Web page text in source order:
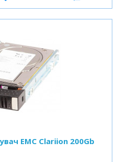
EMC Clariion 200Gb